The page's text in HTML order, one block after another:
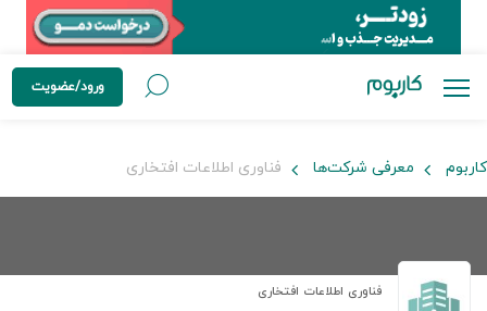
ورود/عضویت
کاربوم معرفی شرکت‌ها فناوری اطلاعات افتخاری
فناوری اطلاعات افتخاری